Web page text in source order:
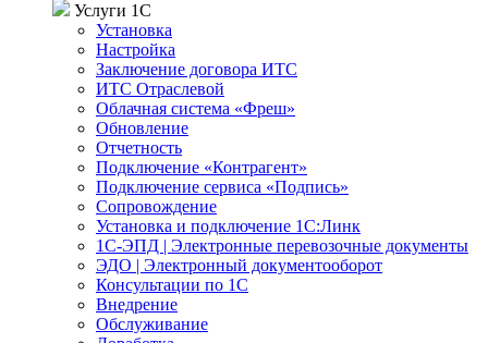
Услуги 1С
Установка
Настройка
Заключение договора ИТС
ИТС Отраслевой
Облачная система «Фреш»
Обновление
Отчетность
Подключение «Контрагент»
Подключение сервиса «Подпись»
Сопровождение
Установка и подключение 1С:Линк
1С-ЭПД | Электронные перевозочные документы
ЭДО | Электронный документооборот
Консультации по 1С
Внедрение
Обслуживание